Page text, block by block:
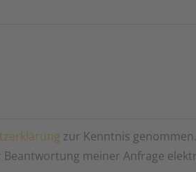
zur Kenntnis
meiner Anfrage